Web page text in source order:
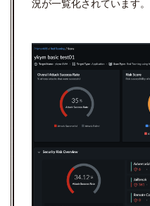
況が一覧化されています。